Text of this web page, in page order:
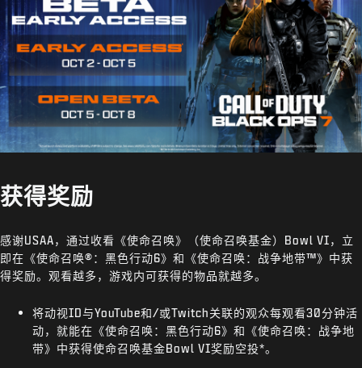
获得奖励
感谢USAA，通过收看《使命召唤》（使命召唤基金）Bowl VI，立
即在《使命召唤®：黑色行动6》和《使命召唤：战争地带™》中获
得奖励。观看越多，游戏内可获得的物品就越多。
将动视ID与YouTube和/或Twitch关联的观众每观看30分钟活
动，就能在《使命召唤：黑色行动6》和《使命召唤：战争地
带》中获得使命召唤基金Bowl VI奖励空投*。